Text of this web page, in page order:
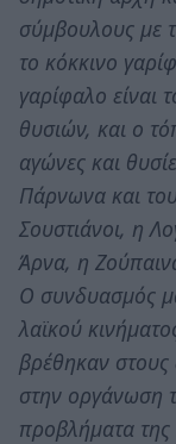
σύμβουλους με
το κόκκινο
γαρίφαλο
θυσιών, και ο
αγώνες και
Πάρνωνα και
Σουστιάνοι, η
Άρνα, η
Ο συνδυασμός
λαϊκού
βρέθηκαν
στην οργάνωση
προβλήματα της